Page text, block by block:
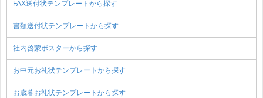
FAX送付状テンプレートから探す
書類送付状テンプレートから探す
社内啓蒙ポスターから探す
お中元お礼状テンプレートから探す
お歳暮お礼状テンプレートから探す